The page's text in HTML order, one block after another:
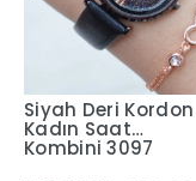
Siyah Deri Kordon
Kadın Saat
Kombini 3097